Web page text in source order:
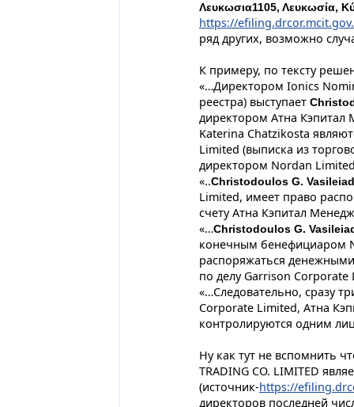
Λευκωσια1105, Λευκωσία,
https://
ряд других, возможно
К примеру, по тексту
«…Директором Ionics
реестра) выступает
директором Атна
Katerina Chatzikosta
Limited (выписка из
директором Nordan
«..Christodoulos G.
Limited, имеет право
счету Атна Кэпитал
«…Christodoulos G.
конечным бенефициаром
распоряжаться денежными
по делу Garrison Corporate
«…Следовательно, сразу
Corporate Limited, Атна
контролируются одним
Ну как тут не вспомнить
TRADING CO. LIMITED
(источник-https://
директоров последней